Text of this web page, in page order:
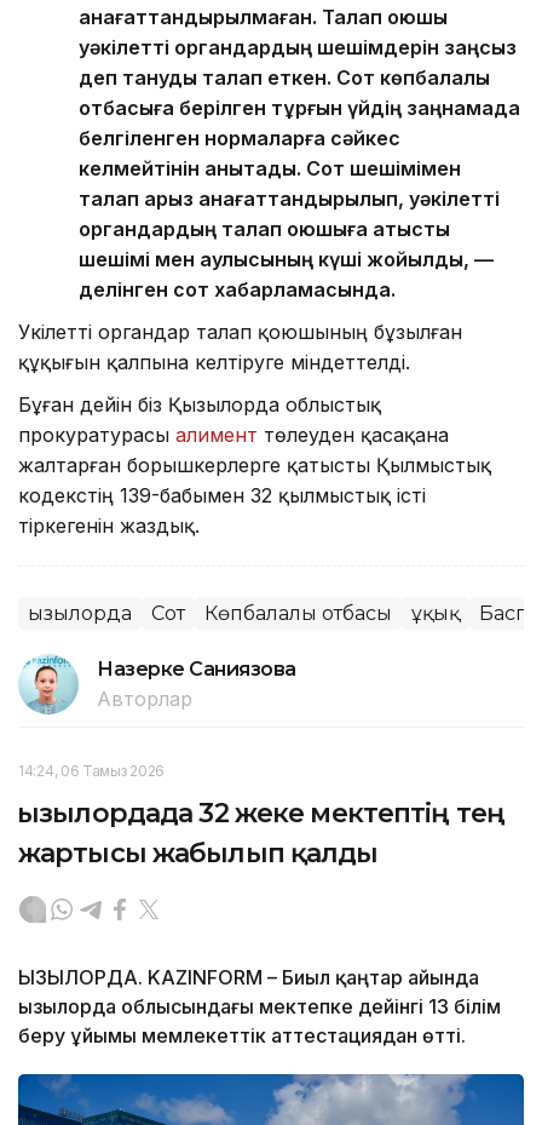
қанағаттандырылмаған. Талап қоюшы
уәкілетті органдардың шешімдерін заңсыз
деп тануды талап еткен. Сот көпбалалы
отбасыға берілген тұрғын үйдің заңнамада
белгіленген нормаларға сәйкес
келмейтінін анықтады. Сот шешімімен
талап арыз қанағаттандырылып, уәкілетті
органдардың талап қоюшыға қатысты
шешімі мен қаулысының күші жойылды, —
делінген сот хабарламасында.
Уәкілетті органдар талап қоюшының бұзылған
құқығын қалпына келтіруге міндеттелді.
Бұған дейін біз Қызылорда облыстық
прокуратурасы алимент төлеуден қасақана
жалтарған борышкерлерге қатысты Қылмыстық
кодекстің 139-бабымен 32 қылмыстық істі
тіркегенін жаздық.
Қызылорда Сот Көпбалалы отбасы Құқық
Назерке Саниязова
Авторлар
14:24, 06 Тамыз 2026
Қызылордада 32 жеке мектептің тең
жартысы жабылып қалды
ҚЫЗЫЛОРДА. KAZINFORM – Биыл қаңтар айында
Қызылорда облысындағы мектепке дейінгі 13 білім
беру ұйымы мемлекеттік аттестациядан өтті.